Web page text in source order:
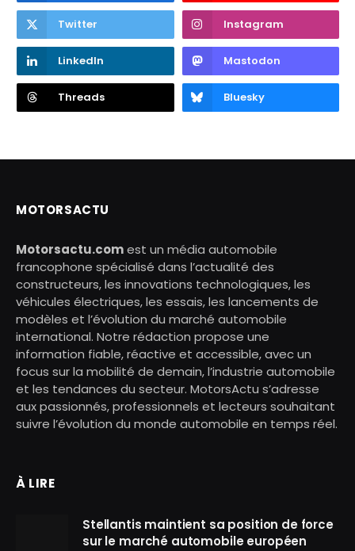
Twitter Instagram
LinkedIn Mastodon
Threads Bluesky
MOTORSACTU
Motorsactu.comest un média automobile
francophone spécialisé dans l’actualité des
constructeurs, les innovations technologiques, les
véhicules électriques, les essais, les lancements de
modèles et l’évolution du marché automobile
international. Notre rédaction propose une
information fiable, réactive et accessible, avec un
focus sur la mobilité de demain, l’industrie automobile
et les tendances du secteur. MotorsActu s’adresse
aux passionnés, professionnels et lecteurs souhaitant
suivre l’évolution du monde automobile en temps réel.
À LIRE
Stellantis maintient sa position de force
sur le marché automobile européen